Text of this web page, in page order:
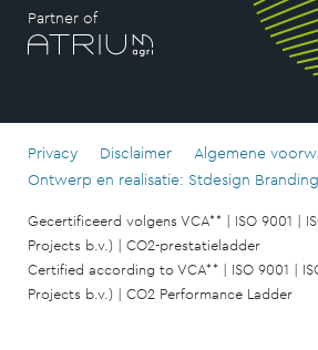
Partner of
Privacy Disclaimer
Algemene
Ontwerp en realisatie: Stdesign
Gecertificeerd volgens VCA** | ISO 9001 |
Projects b.v.) | CO2-prestatieladder
Certified according to VCA** | ISO 9001 |
Projects b.v.) | CO2 Performance Ladder